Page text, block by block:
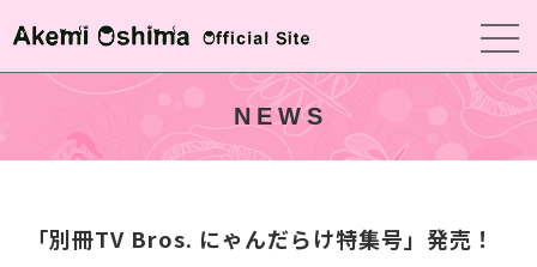
NEWS
「別冊TV Bros. にゃんだらけ特集号」発売！